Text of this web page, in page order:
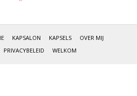
KAPSALON KAPSELS
OVER MIJ
PRIVACYBELEID WELKOM